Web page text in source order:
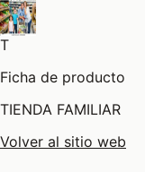
T
Ficha de producto
TIENDA FAMILIAR
Volver al sitio web